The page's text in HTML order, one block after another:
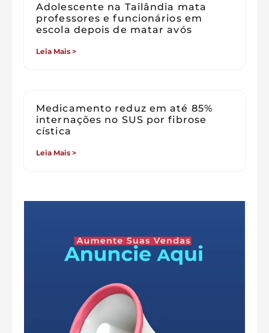
Adolescente na Tailândia mata
professores e funcionários em
escola depois de matar avós
Leia Mais >
Medicamento reduz em até 85%
internações no SUS por fibrose
cística
Leia Mais >